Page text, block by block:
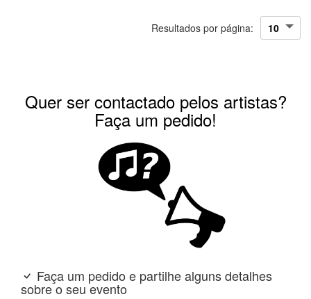
Resultados por página:
Quer ser contactado pelos artistas?
Faça um pedido!
Faça um pedido e partilhe alguns detalhes
sobre o seu evento